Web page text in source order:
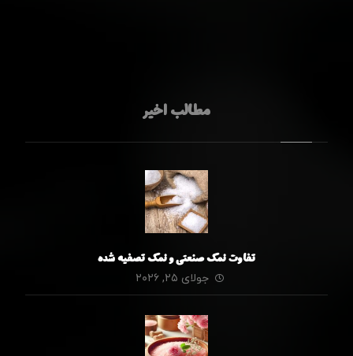
مطالب اخیر
تفاوت نمک صنعتی و نمک تصفیه شده
جولای ۲۵, ۲۰۲۶